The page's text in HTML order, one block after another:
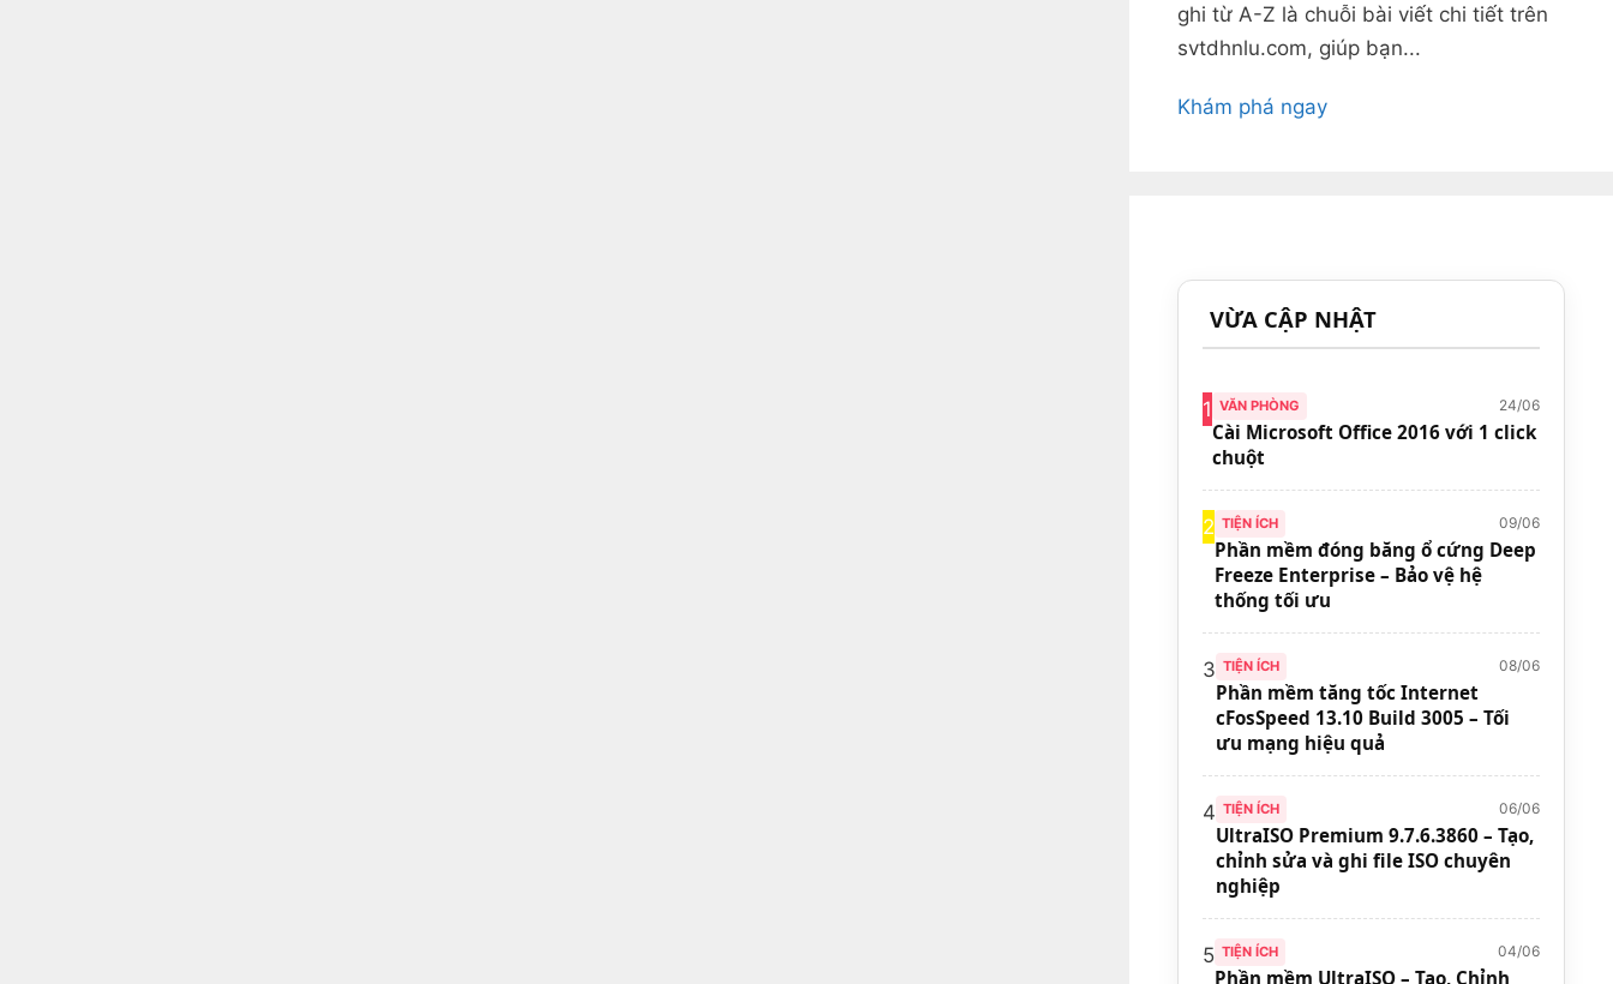
ghi từ A-Z là chuỗi bài viết chi tiết trên
svtdhnlu.com, giúp bạn...
Khám phá ngay
VỪA CẬP NHẬT
1 VĂN PHÒNG 24/06
Cài Microsoft Office 2016 với 1 click
chuột
2 TIỆN ÍCH 09/06
Phần mềm đóng băng ổ cứng Deep
Freeze Enterprise – Bảo vệ hệ
thống tối ưu
3 TIỆN ÍCH 08/06
Phần mềm tăng tốc Internet
cFosSpeed 13.10 Build 3005 – Tối
ưu mạng hiệu quả
4 TIỆN ÍCH 06/06
UltraISO Premium 9.7.6.3860 – Tạo,
chỉnh sửa và ghi file ISO chuyên
nghiệp
5 TIỆN ÍCH 04/06
Phần mềm UltraISO – Tạo, Chỉnh